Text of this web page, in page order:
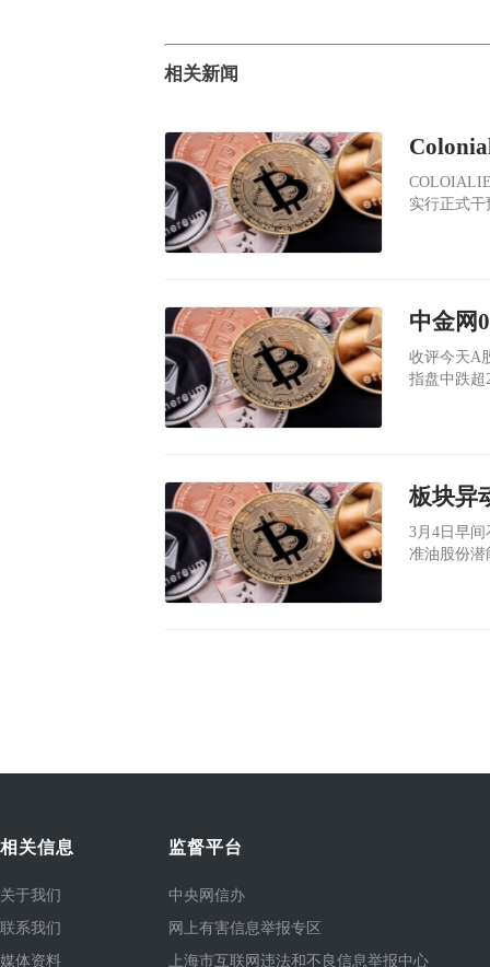
相关新闻
实行正式
收评今天A
指盘中跌超
板块异
3月4日早
准油股份潜
相关信息
关于我们
联系我们
媒体资料
监督平台
中央网信办
网上有害信息举报专区
上海市互联网违法和不良信息举报中心